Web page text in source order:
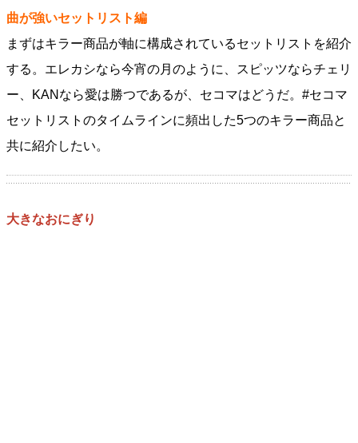
曲が強いセットリスト編
まずはキラー商品が軸に構成されているセットリストを紹介
する。エレカシなら今宵の月のように、スピッツならチェリ
ー、KANなら愛は勝つであるが、セコマはどうだ。#セコマ
セットリストのタイムラインに頻出した5つのキラー商品と
共に紹介したい。
大きなおにぎり